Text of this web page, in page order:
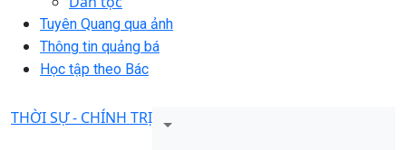
Tuyên Quang qua ảnh
Thông tin quảng bá
Học tập theo Bác
THỜI SỰ - CHÍNH TRỊ